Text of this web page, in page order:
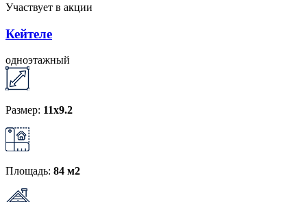
Участвует в акции
Кейтеле
одноэтажный
Размер: 11х9.2
Площадь: 84 м2